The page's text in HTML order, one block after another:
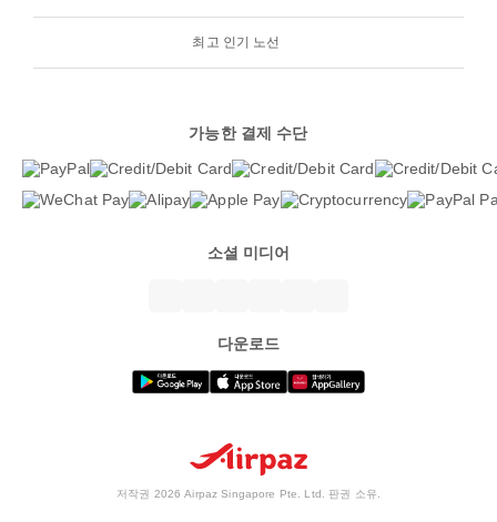
최고 인기 노선
가능한 결제 수단
소셜 미디어
다운로드
저작권 2026 Airpaz Singapore Pte. Ltd. 판권 소유.